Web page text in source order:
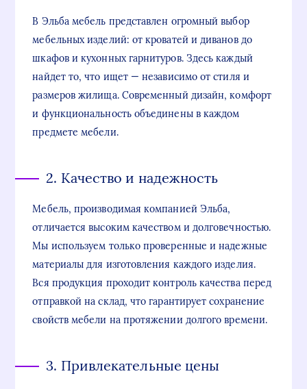
В Эльба мебель представлен огромный выбор
мебельных изделий: от кроватей и диванов до
шкафов и кухонных гарнитуров. Здесь каждый
найдет то, что ищет — независимо от стиля и
размеров жилища. Современный дизайн, комфорт
и функциональность объединены в каждом
предмете мебели.
2. Качество и надежность
Мебель, производимая компанией Эльба,
отличается высоким качеством и долговечностью.
Мы используем только проверенные и надежные
материалы для изготовления каждого изделия.
Вся продукция проходит контроль качества перед
отправкой на склад, что гарантирует сохранение
свойств мебели на протяжении долгого времени.
3. Привлекательные цены